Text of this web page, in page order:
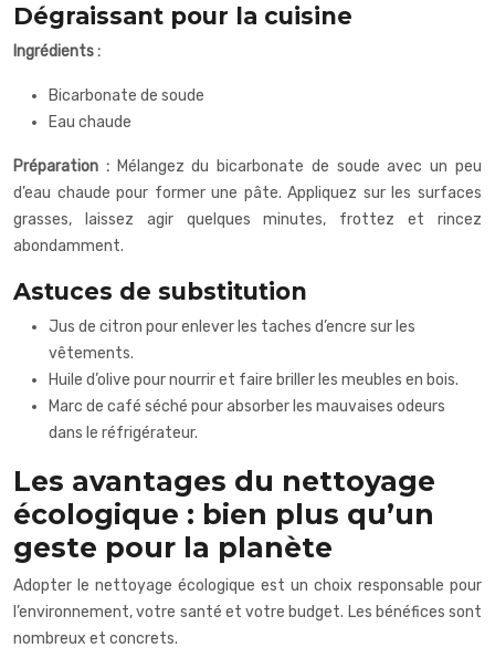
Dégraissant pour la cuisine
Ingrédients :
Bicarbonate de soude
Eau chaude
Préparation : Mélangez du bicarbonate de soude avec un peu
d’eau chaude pour former une pâte. Appliquez sur les surfaces
grasses, laissez agir quelques minutes, frottez et rincez
abondamment.
Astuces de substitution
Jus de citron pour enlever les taches d’encre sur les
vêtements.
Huile d’olive pour nourrir et faire briller les meubles en bois.
Marc de café séché pour absorber les mauvaises odeurs
dans le réfrigérateur.
Les avantages du nettoyage
écologique : bien plus qu’un
geste pour la planète
Adopter le nettoyage écologique est un choix responsable pour
l’environnement, votre santé et votre budget. Les bénéfices sont
nombreux et concrets.